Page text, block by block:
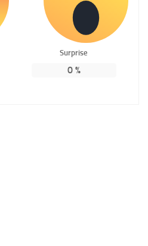
Surprise
0%